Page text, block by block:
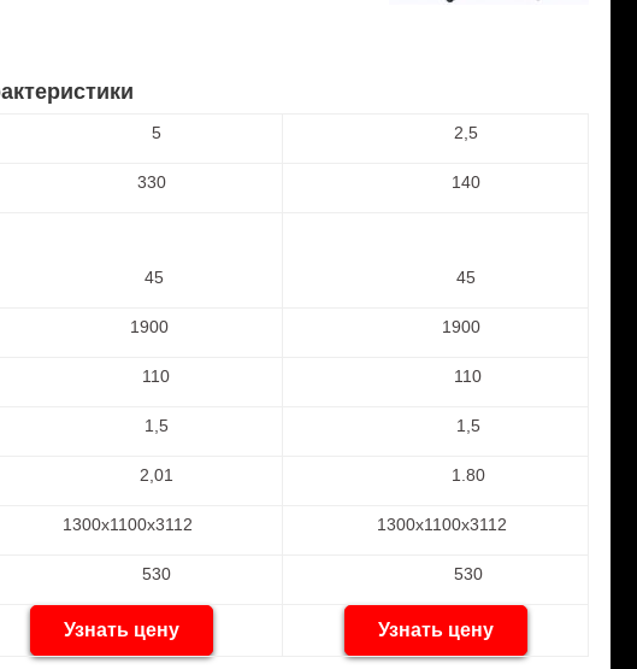
5 2,5
330 140
45 45
1900 1900
110 110
1,5 1,5
2,01 1.80
1300х1100х3112 1300х1100х3112
530 530
Узнать цену Узнать цену